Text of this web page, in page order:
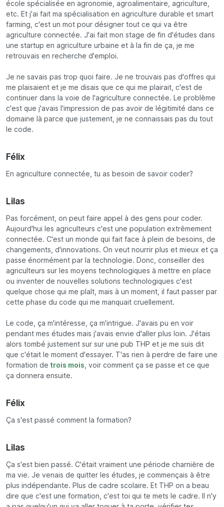
école spécialisée en agronomie, agroalimentaire, agriculture,
etc. Et j'ai fait ma spécialisation en agriculture durable et smart
farming, c'est un mot pour désigner tout ce qui va être
agriculture connectée. J'ai fait mon stage de fin d'études dans
une startup en agriculture urbaine et à la fin de ça, je me
retrouvais en recherche d'emploi.
Je ne savais pas trop quoi faire. Je ne trouvais pas d'offres qui
me plaisaient et je me disais que ce qui me plairait, c'est de
continuer dans la voie de l'agriculture connectée. Le problème
c'est que j'avais l'impression de pas avoir de légitimité dans ce
domaine là parce que justement, je ne connaissais pas du tout
le code.
Félix
En agriculture connectée, tu as besoin de savoir coder?
Lilas
Pas forcément, on peut faire appel à des gens pour coder.
Aujourd'hui les agriculteurs c'est une population extrêmement
connectée. C'est un monde qui fait face à plein de besoins, de
changements, d'innovations. On veut nourrir plus et mieux et ça
passe énormément par la technologie. Donc, conseiller des
agriculteurs sur les moyens technologiques à mettre en place
ou inventer de nouvelles solutions technologiques c'est
quelque chose qui me plaît, mais à un moment, il faut passer par
cette phase du code qui me manquait cruellement.
Le code, ça m'intéresse, ça m'intrigue. J'avais pu en voir
pendant mes études mais j'avais envie d'aller plus loin. J'étais
alors tombé justement sur sur une pub THP et je me suis dit
que c'était le moment d'essayer. T'as rien à perdre de faire une
formation de trois mois , voir comment ça se passe et ce que
ça donnera ensuite.
Félix
Ça s'est passé comment la formation?
Lilas
Ça s'est bien passé. C'était vraiment une période charnière de
ma vie. Je venais de quitter les études, je commençais à être
plus indépendante. Plus de cadre scolaire. Et THP on a beau
dire que c'est une formation, c'est toi qui te mets le cadre. Il n'y